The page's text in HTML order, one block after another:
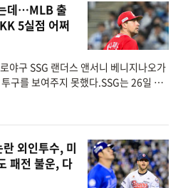
데…MLB 출
5실점 어쩌
야구 SSG 랜더스 앤서니 베니지나오가
구를 보여주지 못했다.SSG는 26일 인
란 외인투수, 미
패전 불운, 다